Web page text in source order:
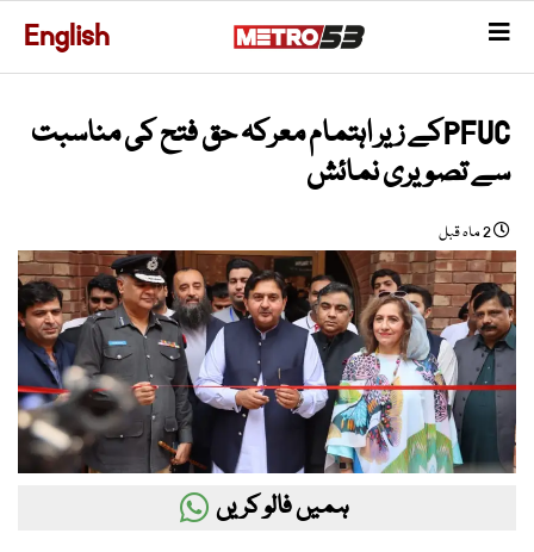
English
PFUCکے زیر اہتمام معرکہ حق فتح کی مناسبت
سے تصویری نمائش
2 ماہ قبل
ہمیں فالو کریں